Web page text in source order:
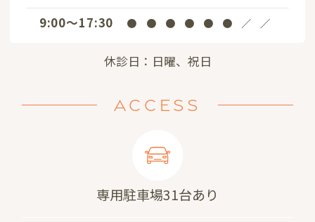
9:00～17:30 ● ● ● ● ● ● ／ ／
休診日：日曜、祝日
ACCESS
専用駐車場31台あり